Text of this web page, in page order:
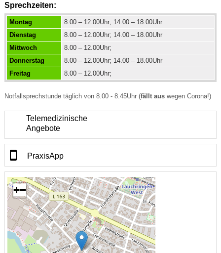
Sprechzeiten:
Montag
8.00 – 12.00Uhr; 14.00 – 18.00Uhr
Dienstag
8.00 – 12.00Uhr; 14.00 – 18.00Uhr
Mittwoch
8.00 – 12.00Uhr;
Donnerstag
8.00 – 12.00Uhr; 14.00 – 18.00Uhr
Freitag
8.00 – 12.00Uhr;
Notfallsprechstunde täglich von 8.00 - 8.45Uhr (fällt auswegen Corona!)
Telemedizinische
Angebote
PraxisApp
+−